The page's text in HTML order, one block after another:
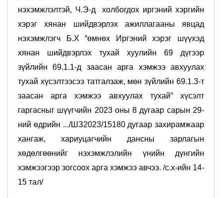
нэхэмжлэлтэй, Ч.Э-д холбогдох иргэний хэргийн
хэрэг хянан шийдвэрлэх ажиллагааны явцад
нэхэмжлэгч Б.Х “өмнөх Иргэний хэрэг шүүхэд
хянан шийдвэрлэх тухай хуулийн 69 дүгээр
зүйлийн 69.1.1-д заасан арга хэмжээ авхуулах
тухай хүсэлтээсээ татгалзаж, мөн зүйлийн 69.1.3-т
заасан арга хэмжээ авхуулах тухай” хүсэлт
гаргасныг шүүгчийн 2023 оны 8 дугаар сарын 29-
ний өдрийн .../ШЗ2023/15180 дугаар захирамжаар
хангаж, хариуцагчийн дансны зарлагын
хөдөлгөөнийг нэхэмжлэлийн үнийн дүнгийн
хэмжээгээр зогсоох арга хэмжээ авчээ. /с.х-ийн 14-
15 тал/